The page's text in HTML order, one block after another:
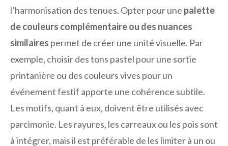
l’harmonisation des tenues. Opter pour une palette
de couleurs complémentaire ou des nuances
similaires permet de créer une unité visuelle. Par
exemple, choisir des tons pastel pour une sortie
printanière ou des couleurs vives pour un
événement festif apporte une cohérence subtile.
Les motifs, quant à eux, doivent être utilisés avec
parcimonie. Les rayures, les carreaux ou les pois sont
à intégrer, mais il est préférable de les limiter à un ou